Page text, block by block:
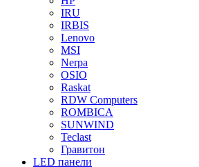
IRU
IRBIS
Lenovo
MSI
Nerpa
OSIO
Raskat
RDW Computers
ROMBICA
SUNWIND
Teclast
Гравитон
LED панели